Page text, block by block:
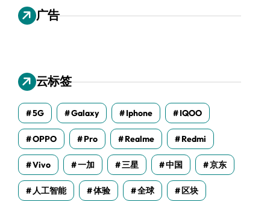
广告
云标签
5G Galaxy Iphone IQOO
OPPO Pro Realme Redmi
Vivo 一加 三星 中国 京东
人工智能 体验 全球 区块